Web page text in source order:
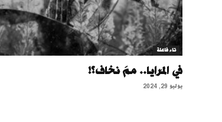
تاء فاعلة
في المَرايا.. ممَ نخاف؟!
يوليو 29, 2024